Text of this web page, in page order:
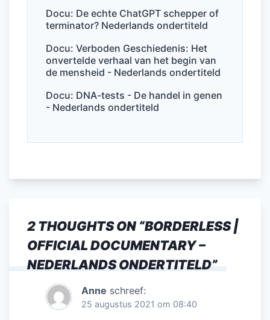
Docu: De echte ChatGPT schepper of
terminator? Nederlands ondertiteld
Docu: Verboden Geschiedenis: Het
onvertelde verhaal van het begin van
de mensheid - Nederlands ondertiteld
Docu: DNA-tests - De handel in genen
- Nederlands ondertiteld
2 THOUGHTS ON “BORDERLESS |
OFFICIAL DOCUMENTARY –
NEDERLANDS ONDERTITELD”
Anne schreef:
25 augustus 2021 om 08:40